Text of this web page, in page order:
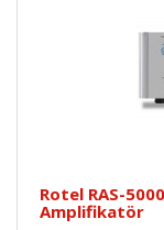
Rotel RAS-
Amplifikatör